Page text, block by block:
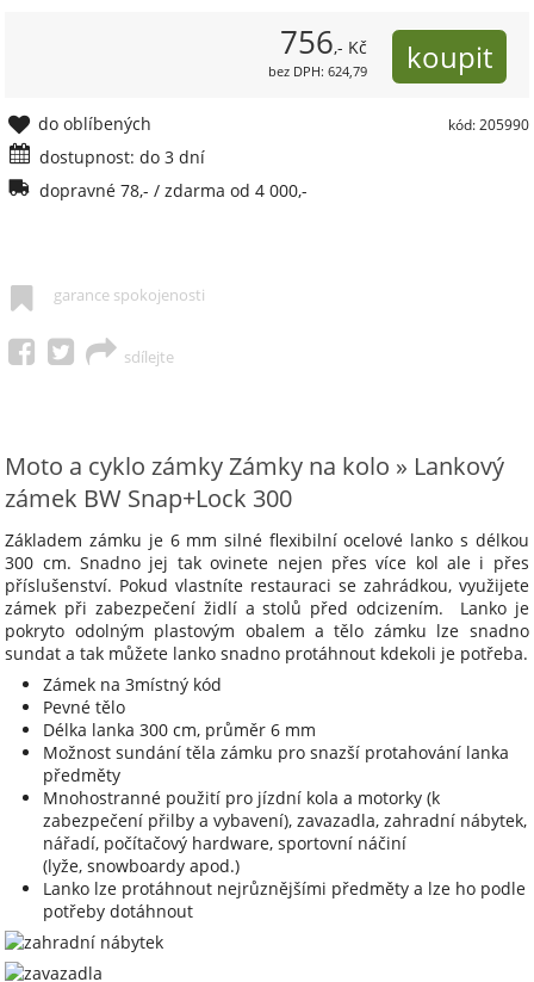
756,- Kč
bez DPH: 624,79
kód: 205990
do oblíbených
dostupnost: do 3 dní
dopravné 78,- / zdarma od 4 000,-
garance spokojenosti
sdílejte
Moto a cyklo zámky Zámky na kolo » Lankový
zámek BW Snap+Lock 300
Základem zámku je 6 mm silné flexibilní ocelové lanko s délkou
300 cm. Snadno jej tak ovinete nejen přes více kol ale i přes
příslušenství. Pokud vlastníte restauraci se zahrádkou, využijete
zámek při zabezpečení židlí a stolů před odcizením. Lanko je
pokryto odolným plastovým obalem a tělo zámku lze snadno
sundat a tak můžete lanko snadno protáhnout kdekoli je potřeba.
Zámek na 3místný kód
Pevné tělo
Délka lanka 300 cm, průměr 6 mm
Možnost sundání těla zámku pro snazší protahování lanka
předměty
Mnohostranné použití pro jízdní kola a motorky (k
zabezpečení přilby a vybavení), zavazadla, zahradní nábytek,
nářadí, počítačový hardware, sportovní náčiní
(lyže, snowboardy apod.)
Lanko lze protáhnout nejrůznějšími předměty a lze ho podle
potřeby dotáhnout